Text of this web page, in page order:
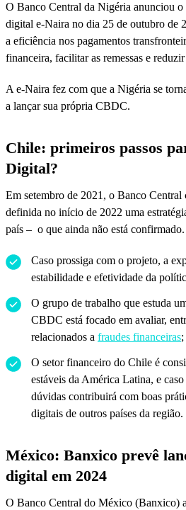
O Banco Central da Nigéria anunciou o
digital e-Naira no dia 25 de outubro de
a eficiência nos pagamentos
financeira, facilitar as remessas e
A e-Naira fez com que a Nigéria se
a lançar sua própria CBDC.
Chile: primeiros passos
Digital?
Em setembro de 2021, o Banco Central
definida no início de 2022 uma
país – o que ainda não está confirmado.
Caso prossiga com o projeto, a
estabilidade e efetividade da
O grupo de trabalho que estuda
CBDC está focado em avaliar,
relacionados a fraudes financeiras;
O setor financeiro do Chile é
estáveis da América Latina, e
dúvidas contribuirá com boas
digitais de outros países da região.
México: Banxico prevê
digital em 2024
O Banco Central do México (Banxico)